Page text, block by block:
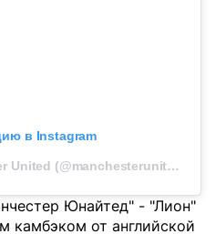
в Instagram
Публикация от Manchester United (@manchesterunited)
Юнайтед" - "Лион"
камбэком от английской